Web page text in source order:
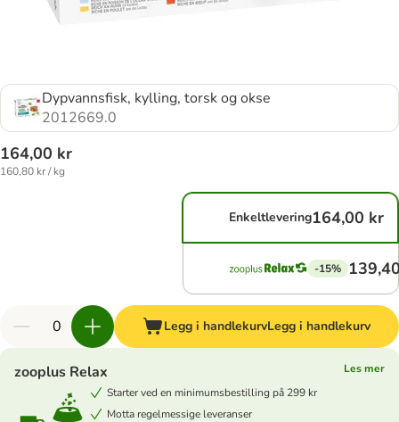
Dypvannsfisk, kylling, torsk og okse
2012669.0
164,00 kr
160,80 kr / kg
Enkeltlevering164,00 kr
-15%
Legg i handlekurvLegg i handlekurv
zooplus Relax
Les mer
Starter ved en minimumsbestilling på 299 kr
Motta regelmessige leveranser